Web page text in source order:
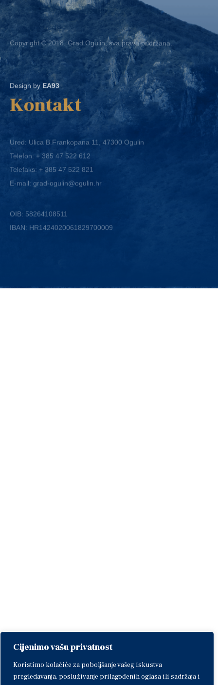
Cijenimo vašu privatnost
Koristimo kolačiće za poboljšanje vašeg iskustva
pregledavanja, posluživanje prilagođenih oglasa ili sadržaja i
Copyright © 2018. Grad Ogulin, sva prava pridržana.
Design by EA93
Kontakt
Ured: Ulica B.Frankopana 11, 47300 Ogulin
Telefon:+ 385 47 522 612
Telefaks: + 385 47 522 821
E-mail:grad-ogulin@ogulin.hr
IBAN: HR1424020061829700009